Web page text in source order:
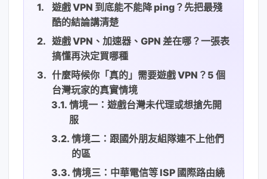
遊戲 VPN 到底能不能降 ping？先把最殘
酷的結論講清楚
遊戲 VPN、加速器、GPN 差在哪？一張表
搞懂再決定買哪種
什麼時候你「真的」需要遊戲 VPN？5 個
台灣玩家的真實情境
情境一：遊戲台灣未代理或想搶先開
服
情境二：跟國外朋友組隊連不上他們
的區
情境三：中華電信等 ISP 國際路由繞